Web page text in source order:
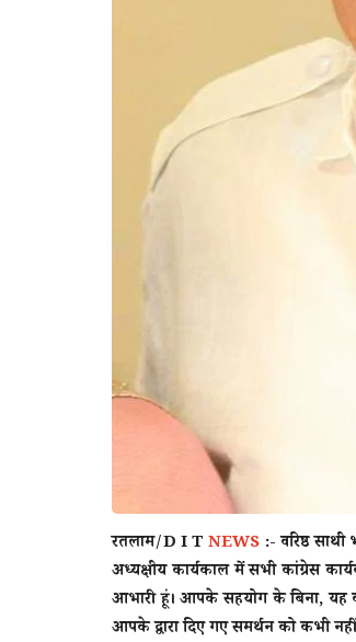
रतलाम/D I TNEWS :-वरिष्ठ
अध्यक्षीय कार्यकाल में सभी कांग्रेस
आभारी हूं। आपके सहयोग के बिना, यह
आपके द्वारा दिए गए समर्थन को कभी
मध्य प्रदेश